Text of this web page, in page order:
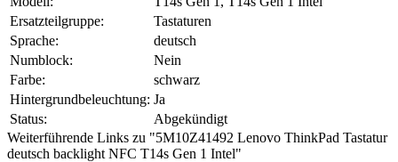
Ersatzteilgruppe:
Tastaturen
Sprache:
deutsch
Numblock:
Nein
Farbe:
schwarz
Hintergrundbeleuchtung: Ja
Status:
Abgekündigt
Weiterführende Links zu "5M10Z41492 Lenovo ThinkPad Tastatur
deutsch backlight NFC T14s Gen 1 Intel"